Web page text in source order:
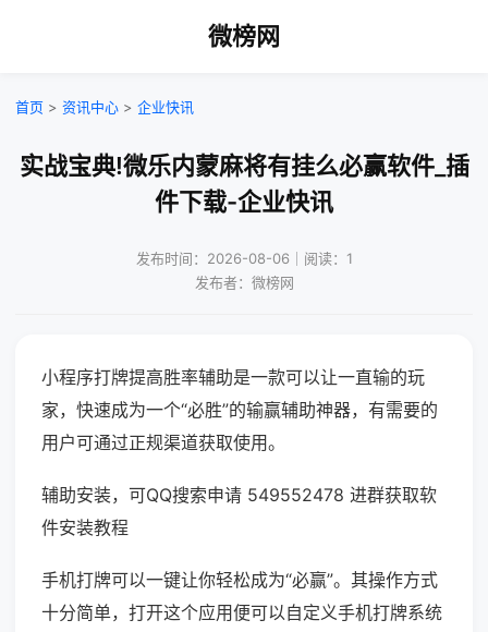
微榜网
首页 > 资讯中心 > 企业快讯
实战宝典!微乐内蒙麻将有挂么必赢软件_插
件下载-企业快讯
发布时间：2026-08-06｜阅读：1
发布者：微榜网
小程序打牌提高胜率辅助是一款可以让一直输的玩
家，快速成为一个“必胜”的输赢辅助神器，有需要的
用户可通过正规渠道获取使用。
辅助安装，可QQ搜索申请 549552478 进群获取软
件安装教程
手机打牌可以一键让你轻松成为“必赢”。其操作方式
十分简单，打开这个应用便可以自定义手机打牌系统